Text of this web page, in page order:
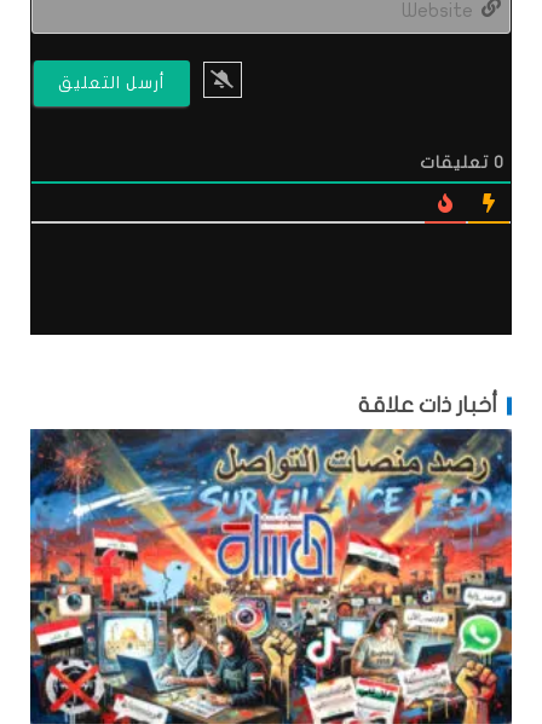
0 تعليقات
أخبار ذات علاقة